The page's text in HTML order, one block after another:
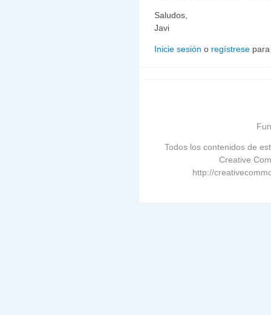
Saludos,
Javi
Inicie sesión o regístrese
Todos los contenidos de
Creative
http://